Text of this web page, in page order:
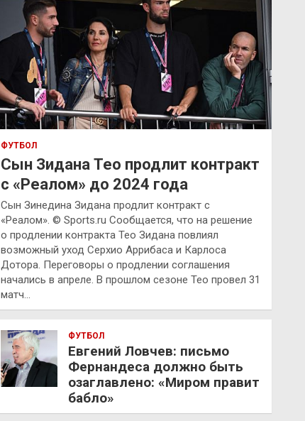
ФУТБОЛ
Сын Зидана Тео продлит контракт
с «Реалом» до 2024 года
Сын Зинедина Зидана продлит контракт с
«Реалом». © Sports.ru Сообщается, что на решение
о продлении контракта Тео Зидана повлиял
возможный уход Серхио Аррибаса и Карлоса
Дотора. Переговоры о продлении соглашения
начались в апреле. В прошлом сезоне Тео провел 31
матч…
ФУТБОЛ
Евгений Ловчев: письмо
Фернандеса должно быть
озаглавлено: «Миром правит
бабло»